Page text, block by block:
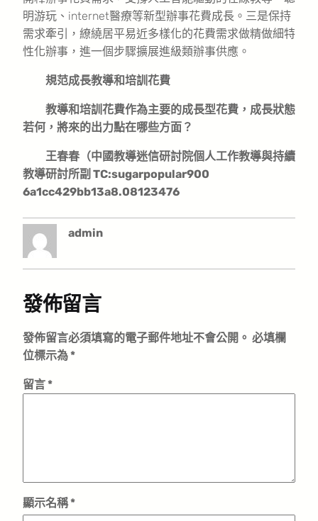
明游玩、internet醫療等新型辦事花費成長。三是保持
需求牽引，繚繞居平易近多樣化的花費需求做精做細特
性化辦事，進一個步驟擴展進級類辦事供應。
規范成長教導和培訓花費
教導和培訓花費作為主要的成長型花費，成長狀態
若何，將來的出力點在哪些方面？
王春春（中國教導迷信研討院個人工作教導與持續
教導研討所副 TC:sugarpopular900
6a1cc429bb13a8.08123476
admin
發佈留言
發佈留言必須填寫的電子郵件地址不會公開。 必填欄
位標示為*
留言*
顯示名稱*